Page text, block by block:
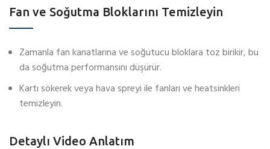
Fan ve Soğutma Bloklarını Temizleyin
Zamanla fan kanatlarına ve soğutucu bloklara toz birikir, bu
da soğutma performansını düşürür.
Kartı sökerek veya hava spreyi ile fanları ve heatsinkleri
temizleyin.
Detaylı Video Anlatım